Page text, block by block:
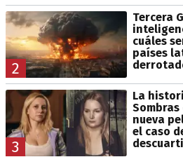
2
Tercera
cuáles
países
3
La
Sombras
nueva
el caso